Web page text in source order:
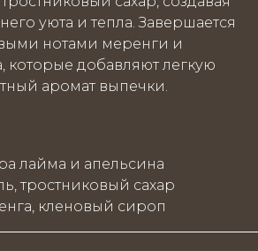
уюта и тепла. Завершается
нотами меренги и
которые добавляют легкую
аромат выпечки.
лайма и апельсина
тростниковый сахар
кленовый сироп